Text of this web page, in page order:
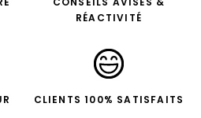
RÉACTIVITÉ
CLIENTS 100% SATISFAITS